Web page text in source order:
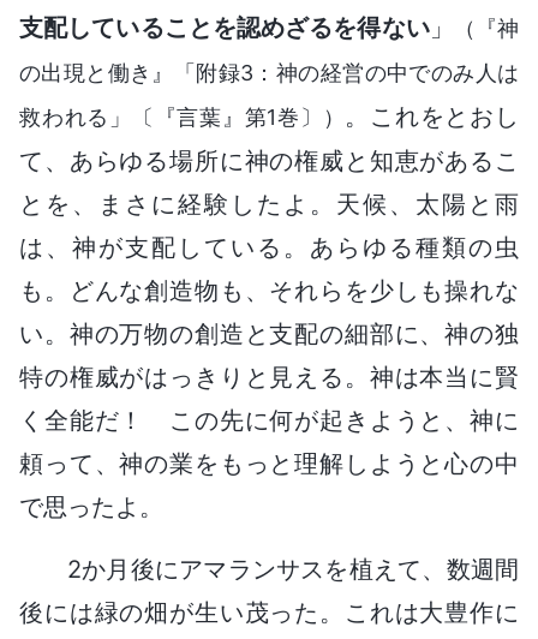
支配していることを認めざるを得ない」
（『神
の出現と働き』「附録3：神の経営の中でのみ人は
救われる」〔『言葉』第1巻〕） 。これをとおし
て、あらゆる場所に神の権威と知恵があるこ
とを、まさに経験したよ。天候、太陽と雨
は、神が支配している。あらゆる種類の虫
も。どんな創造物も、それらを少しも操れな
い。神の万物の創造と支配の細部に、神の独
特の権威がはっきりと見える。神は本当に賢
く全能だ！ この先に何が起きようと、神に
頼って、神の業をもっと理解しようと心の中
で思ったよ。
2か月後にアマランサスを植えて、数週間
後には緑の畑が生い茂った。これは大豊作に